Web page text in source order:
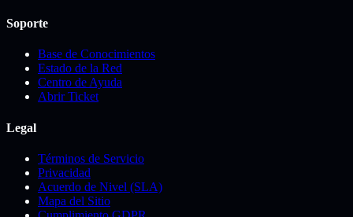
Soporte
Base de Conocimientos
Estado de la Red
Centro de Ayuda
Abrir Ticket
Legal
Términos de Servicio
Privacidad
Acuerdo de Nivel (SLA)
Mapa del Sitio